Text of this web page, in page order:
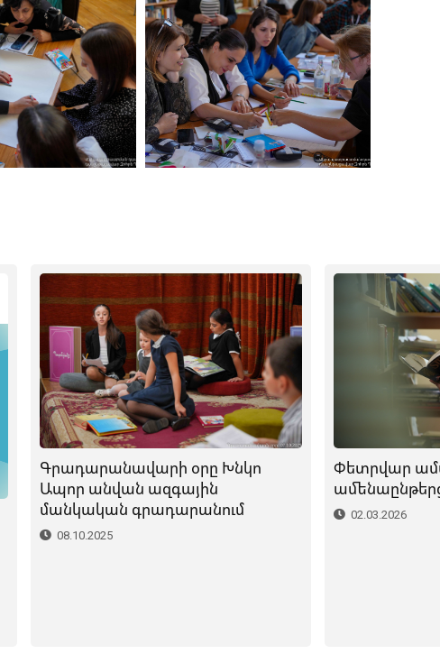
Գրադարանավարի օրը Խնկո
Ապոր անվան ազգային
մանկական գրադարանում
08.10.2025
Փետրվար
02.03.2026